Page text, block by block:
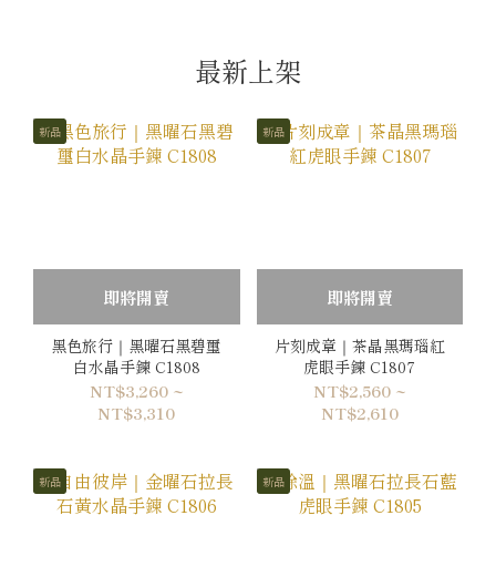
最新上架
新品
即將開賣
黑色旅行｜黑曜石黑碧璽
白水晶手鍊 C1808
NT$3,260 ~
NT$3,310
新品
即將開賣
片刻成章｜茶晶黑瑪瑙紅
虎眼手鍊 C1807
NT$2,560 ~
NT$2,610
新品 新品